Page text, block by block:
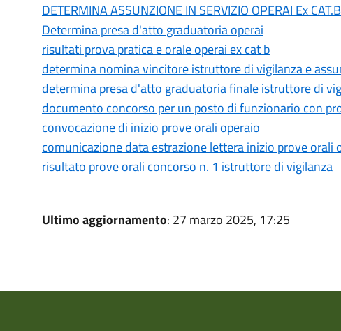
DETERMINA ASSUNZIONE IN SERVIZIO OPERAI Ex CAT.B
Determina presa d'atto graduatoria operai
risultati prova pratica e orale operai ex cat b
determina nomina vincitore istruttore di vigilanza e
determina presa d'atto graduatoria finale istruttore di
documento concorso per un posto di funzionario con
convocazione di inizio prove orali operaio
comunicazione data estrazione lettera inizio prove orali
risultato prove orali concorso n. 1 istruttore di vigilanza
Ultimo aggiornamento: 27 marzo 2025, 17:25